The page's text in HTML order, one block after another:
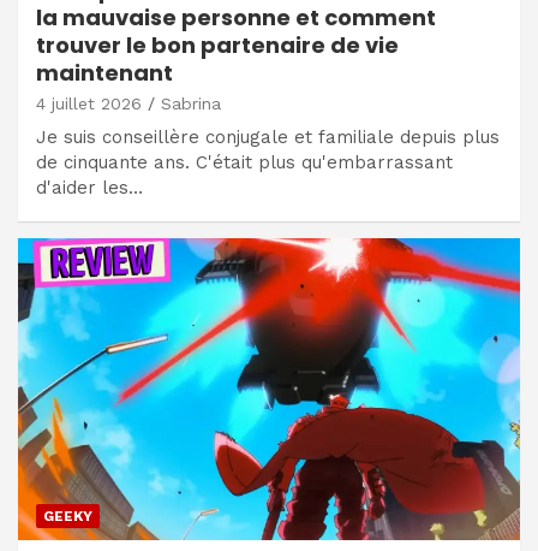
la mauvaise personne et comment
trouver le bon partenaire de vie
maintenant
4 juillet 2026 Sabrina
Je suis conseillère conjugale et familiale depuis plus
de cinquante ans. C'était plus qu'embarrassant
d'aider les…
GEEKY